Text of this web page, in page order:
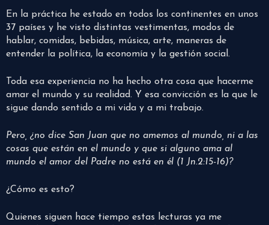
En la práctica he estado en todos los continentes en unos
37 países y he visto distintas vestimentas, modos de
hablar, comidas, bebidas, música, arte, maneras de
entender la política, la economía y la gestión social.
Toda esa experiencia no ha hecho otra cosa que hacerme
amar el mundo y su realidad. Y esa convicción es la que le
sigue dando sentido a mi vida y a mi trabajo.
Pero, ¿no dice San Juan que no amemos al mundo, ni a las
cosas que están en el mundo y que si alguno ama al
mundo el amor del Padre no está en él (1 Jn.2:15-16)?
¿Cómo es esto?
Quienes siguen hace tiempo estas lecturas ya me